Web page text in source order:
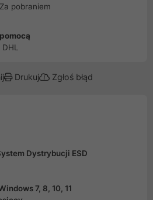
pobraniem
Drukuj Zgłoś błąd
Dystrybucji ESD
7, 8, 10, 11